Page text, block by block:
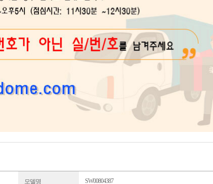
모델명 SW00804387